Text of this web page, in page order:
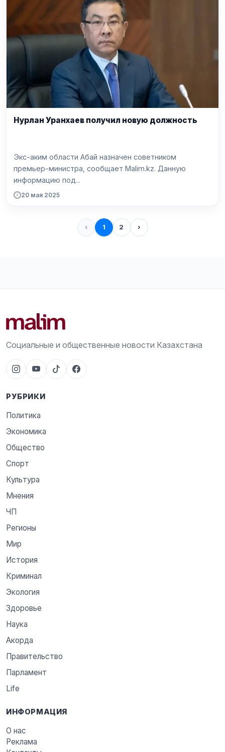
Нурлан Уранхаев получил новую должность
Экс-аким области Абай назначен советником
премьер-министра, сообщает Malim.kz. Данную
информацию под...
20 мая 2025
‹ 1 2 ›
Социальные и общественные новости Казахстана
РУБРИКИ
Политика
Экономика
Общество
Спорт
Культура
Мнения
ЧП
Регионы
Мир
История
Криминал
Экология
Здоровье
Наука
Акорда
Правительство
Парламент
Life
ИНФОРМАЦИЯ
О нас
Реклама